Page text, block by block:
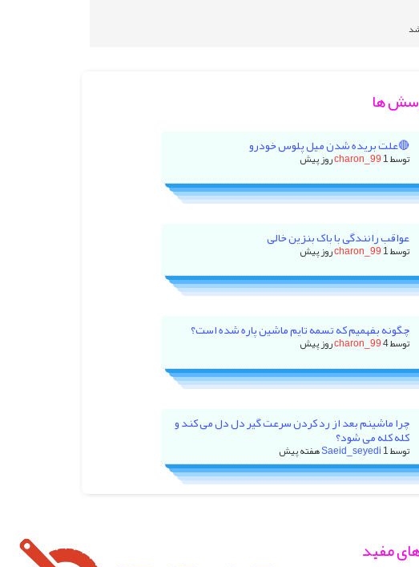
ها
🔴علت بریده شدن میل پلوس خودرو
توسط charon_991 روز پیش
عواقب رانندگی با باک بنزین خالی
توسط charon_991 روز پیش
چگونه بفهمیم که تسمه تایم ماشین پاره شده است؟
توسط charon_994 روز پیش
چرا ماشینم بعد از رد کردن سرعت گیر دل دل می کند و
کله کله می شود؟
توسط Saeid_seyedi1 هفته پیش
مفید